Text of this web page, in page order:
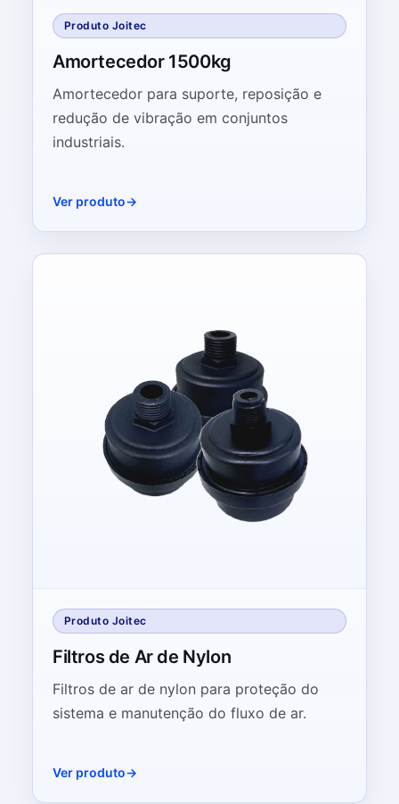
Produto Joitec
Amortecedor 1500kg
Amortecedor para suporte, reposição e
redução de vibração em conjuntos
industriais.
Ver produto
Produto Joitec
Filtros de Ar de Nylon
Filtros de ar de nylon para proteção do
sistema e manutenção do fluxo de ar.
Ver produto